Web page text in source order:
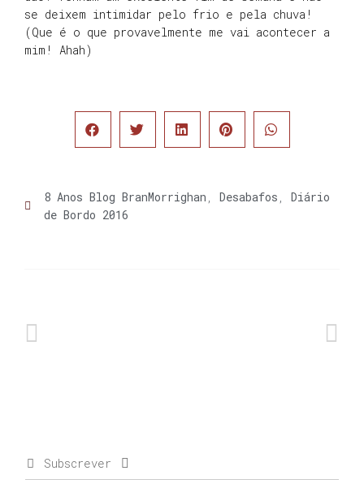
se deixem intimidar pelo frio e pela chuva!
(Que é o que provavelmente me vai acontecer a
mim! Ahah)
8 Anos Blog BranMorrighan , Desabafos , Diário
de Bordo 2016
Subscrever